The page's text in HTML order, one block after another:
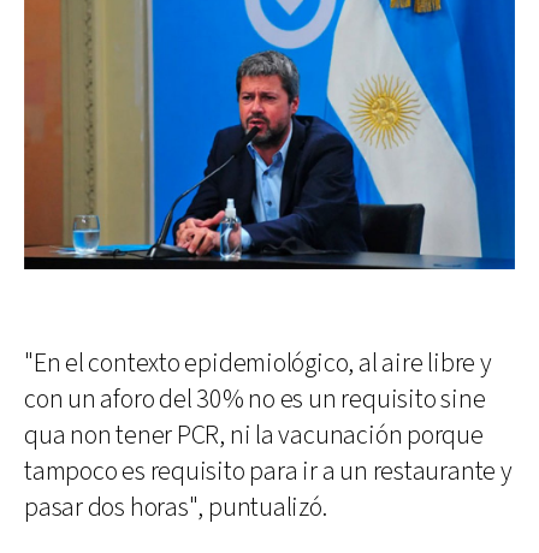
"En el contexto epidemiológico, al aire libre y
con un aforo del 30% no es un requisito sine
qua non tener PCR, ni la vacunación porque
tampoco es requisito para ir a un restaurante y
pasar dos horas", puntualizó.